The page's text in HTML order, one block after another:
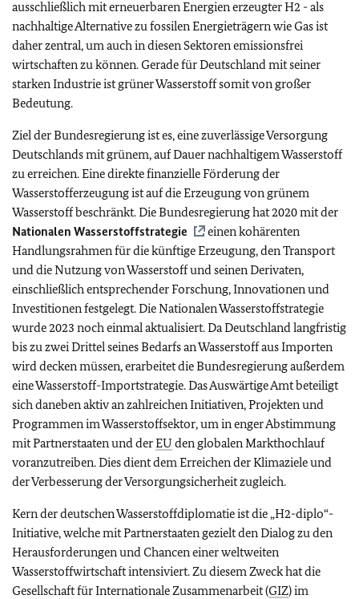
ausschließlich mit erneuerbaren Energien erzeugter H2 - als
nachhaltige Alternative zu fossilen Energieträgern wie Gas ist
daher zentral, um auch in diesen Sektoren emissionsfrei
wirtschaften zu können. Gerade für Deutschland mit seiner
starken Industrie ist grüner Wasserstoff somit von großer
Bedeutung.
Ziel der Bundesregierung ist es, eine zuverlässige Versorgung
Deutschlands mit grünem, auf Dauer nachhaltigem Wasserstoff
zu erreichen. Eine direkte finanzielle Förderung der
Wasserstofferzeugung ist auf die Erzeugung von grünem
Wasserstoff beschränkt. Die Bundesregierung hat 2020 mit der
Nationalen Wasserstoffstrategie
einen kohärenten
Handlungsrahmen für die künftige Erzeugung, den Transport
und die Nutzung von Wasserstoff und seinen Derivaten,
einschließlich entsprechender Forschung, Innovationen und
Investitionen festgelegt. Die Nationalen Wasserstoffstrategie
wurde 2023 noch einmal aktualisiert. Da Deutschland langfristig
bis zu zwei Drittel seines Bedarfs an Wasserstoff aus Importen
wird decken müssen, erarbeitet die Bundesregierung außerdem
eine Wasserstoff-Importstrategie. Das Auswärtige Amt beteiligt
sich daneben aktiv an zahlreichen Initiativen, Projekten und
Programmen im Wasserstoffsektor, um in enger Abstimmung
mit Partnerstaaten und derEU den globalen Markthochlauf
voranzutreiben. Dies dient dem Erreichen der Klimaziele und
der Verbesserung der Versorgungsicherheit zugleich.
Kern der deutschen Wasserstoffdiplomatie ist die „H2-diplo“-
Initiative, welche mit Partnerstaaten gezielt den Dialog zu den
Herausforderungen und Chancen einer weltweiten
Wasserstoffwirtschaft intensiviert. Zu diesem Zweck hat die
Gesellschaft für Internationale Zusammenarbeit (GIZ) im